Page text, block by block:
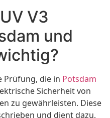
V3
und
Prüfung, die in Potsdam
Sicherheit von
zu gewährleisten. Diese
und dient dazu,